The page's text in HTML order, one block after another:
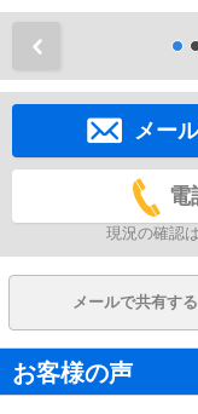
メー
電
現況の確認
メールで共有する
お客様の声